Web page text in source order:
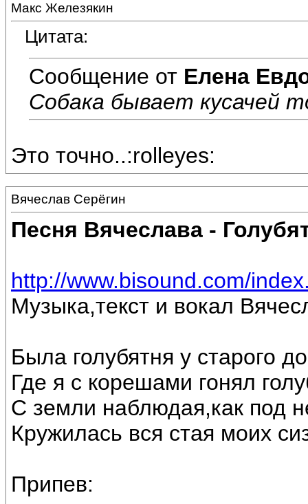
Макс Железякин
Цитата:
Сообщение от Елена
Собака бывает кусачей
Это точно..:rolleyes:
Вячеслав Серёгин
Песня Вячеслава -
http://www.bisound.com/
Музыка,текст и вокал
Была голубятня у старого
Где я с корешами гонял
С земли наблюдая,как под
Кружилась вся стая моих
Припев: